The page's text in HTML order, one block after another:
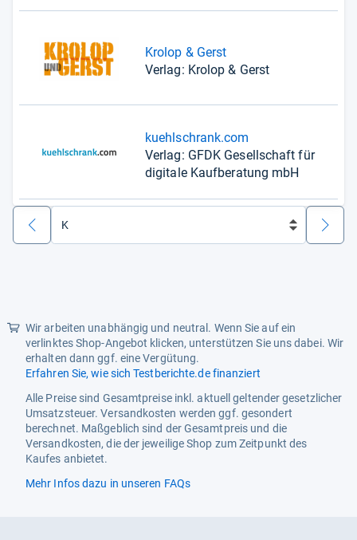
Krolop & Gerst
Verlag: Krolop & Gerst
kuehlschrank.com
Verlag: GFDK Gesellschaft für
digitale Kaufberatung mbH
zurück weiter
Wir arbeiten unabhängig und neutral. Wenn Sie auf ein
verlinktes Shop-Angebot klicken, unterstützen Sie uns dabei. Wir
erhalten dann ggf. eine Vergütung.
Erfahren Sie, wie sich Testberichte.de finanziert
Alle Preise sind Gesamtpreise inkl. aktuell geltender gesetzlicher
Umsatzsteuer. Versandkosten werden ggf. gesondert
berechnet. Maßgeblich sind der Gesamtpreis und die
Versandkosten, die der jeweilige Shop zum Zeitpunkt des
Kaufes anbietet.
Mehr Infos dazu in unseren FAQs